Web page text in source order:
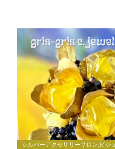
シルバーアクセサリーサロン,ビジ